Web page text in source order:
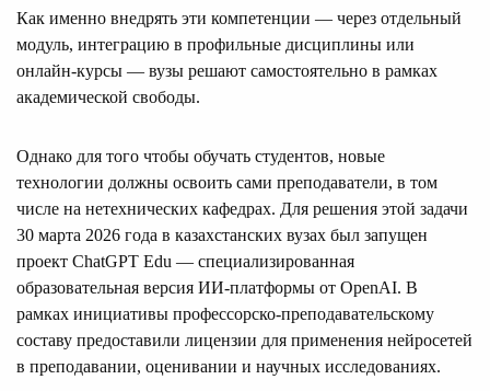
Как именно внедрять эти компетенции — через отдельный
модуль, интеграцию в профильные дисциплины или
онлайн-курсы — вузы решают самостоятельно в рамках
академической свободы.
Однако для того чтобы обучать студентов, новые
технологии должны освоить сами преподаватели, в том
числе на нетехнических кафедрах. Для решения этой задачи
30 марта 2026 года в казахстанских вузах был запущен
проект ChatGPT Edu — специализированная
образовательная версия ИИ-платформы от OpenAI. В
рамках инициативы профессорско-преподавательскому
составу предоставили лицензии для применения нейросетей
в преподавании, оценивании и научных исследованиях.